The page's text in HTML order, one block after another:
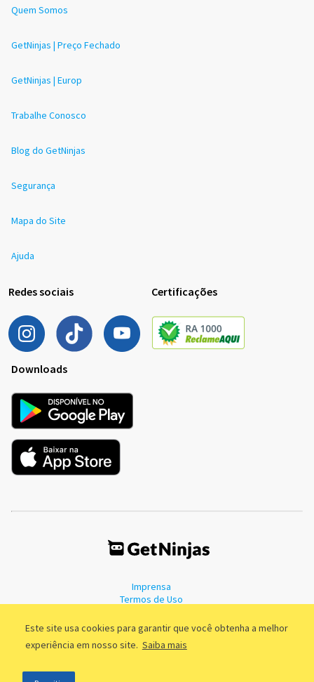
Este site usa cookies para garantir que você obtenha a melhor
experiência em nosso site. Saiba mais
Quem Somos
GetNinjas | Preço Fechado
GetNinjas | Europ
Trabalhe Conosco
Blog do GetNinjas
Segurança
Mapa do Site
Ajuda
Redes sociais Certificações
Downloads
Imprensa
Termos de Uso
©2011 - 2026, GetNinjas LTDA. CNPJ 55.744.877/0001-89 - Rua Dr.